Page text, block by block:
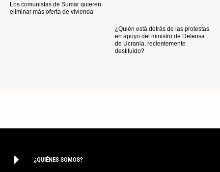
Los comunistas de Sumar quieren
eliminar más oferta de vivienda
¿Quién está detrás de las protestas
en apoyo del ministro de Defensa
de Ucrania, recientemente
destituido?
¿QUIÉNES SOMOS?